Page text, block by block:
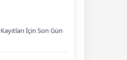
İçin Son Gün